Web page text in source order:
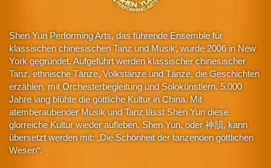
Shen Yun Performing Arts, das führende Ensemble für
klassischen chinesischen Tanz und Musik, wurde 2006 in New
York gegründet. Aufgeführt werden klassischer chinesischer
Tanz, ethnische Tänze, Volkstänze und Tänze, die Geschichten
erzählen, mit Orchesterbegleitung und Solokünstlern. 5.000
Jahre lang blühte die göttliche Kultur in China. Mit
atemberaubender Musik und Tanz lässt Shen Yun diese
glorreiche Kultur wieder aufleben. Shen Yun, oder 神韻, kann
übersetzt werden mit: „Die Schönheit der tanzenden göttlichen
Wesen“.